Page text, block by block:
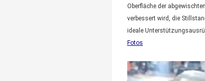
Oberfläche der
verbessert wird, die
ideale
Fotos